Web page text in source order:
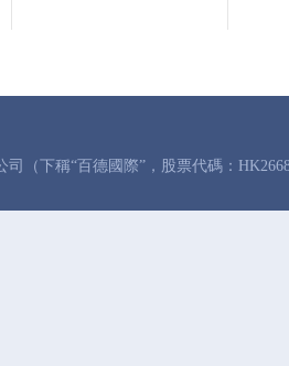
（下稱“百德國際”，股票代碼：